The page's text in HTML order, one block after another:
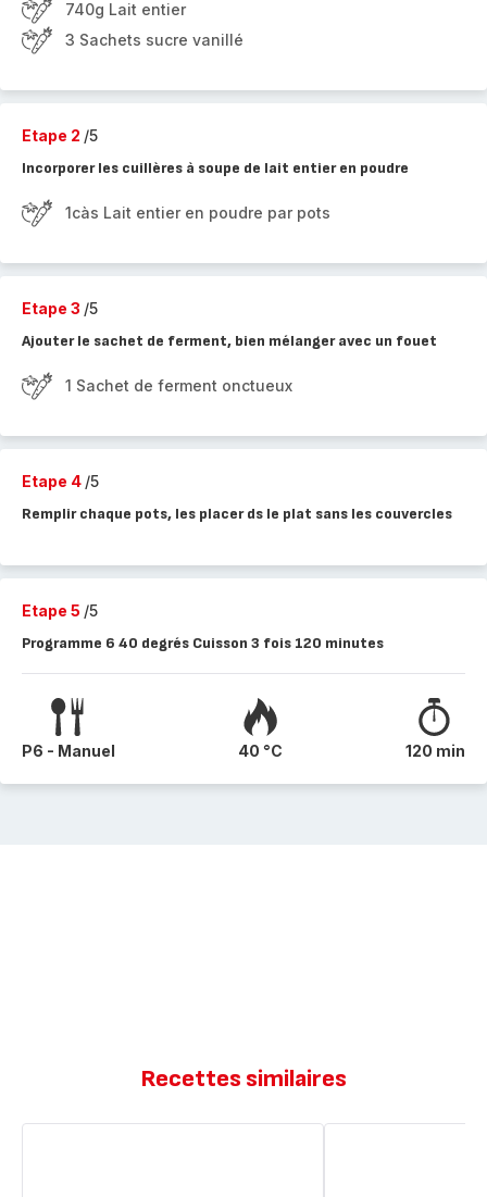
740g Lait entier
3 Sachets sucre vanillé
Etape 2 /5
Incorporer les cuillères à soupe de lait entier en poudre
1càs Lait entier en poudre par pots
Etape 3 /5
Ajouter le sachet de ferment, bien mélanger avec un fouet
1 Sachet de ferment onctueux
Etape 4 /5
Remplir chaque pots, les placer ds le plat sans les couvercles
Etape 5 /5
Programme 6 40 degrés Cuisson 3 fois 120 minutes
P6 - Manuel 40 °C 120 min
Recettes similaires